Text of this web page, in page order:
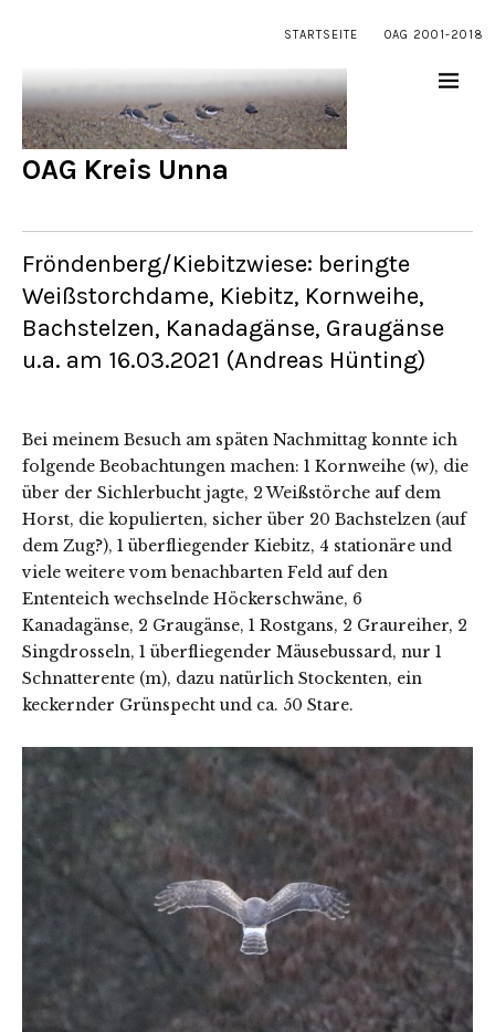
STARTSEITE OAG 2001-2018
OAG Kreis Unna
Fröndenberg/Kiebitzwiese: beringte
Weißstorchdame, Kiebitz, Kornweihe,
Bachstelzen, Kanadagänse, Graugänse
u.a. am 16.03.2021 (Andreas Hünting)
Bei meinem Besuch am späten Nachmittag konnte ich
folgende Beobachtungen machen: 1 Kornweihe (w), die
über der Sichlerbucht jagte, 2 Weißstörche auf dem
Horst, die kopulierten, sicher über 20 Bachstelzen (auf
dem Zug?), 1 überfliegender Kiebitz, 4 stationäre und
viele weitere vom benachbarten Feld auf den
Ententeich wechselnde Höckerschwäne, 6
Kanadagänse, 2 Graugänse, 1 Rostgans, 2 Graureiher, 2
Singdrosseln, 1 überfliegender Mäusebussard, nur 1
Schnatterente (m), dazu natürlich Stockenten, ein
keckernder Grünspecht und ca. 50 Stare.